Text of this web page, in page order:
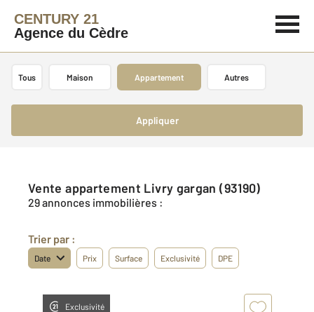
CENTURY 21
Agence du Cèdre
Tous Maison Appartement Autres
Appliquer
Vente appartement Livry gargan (93190)
29 annonces immobilières :
Trier par :
Date Prix Surface Exclusivité DPE
Exclusivité